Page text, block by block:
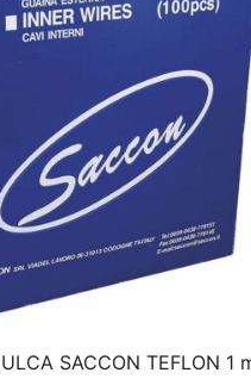
SACCON TEFLON 1